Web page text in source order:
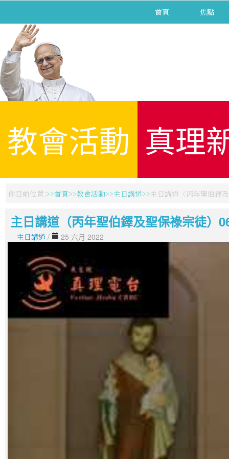
首頁 焦點
教會活動 真理
你目前位置: 首頁 教會活動 主日講道 主日講道（丙年聖伯鐸
主日講道（丙年聖伯鐸及聖保祿宗徒）
主日講道 / 25 六月 2022